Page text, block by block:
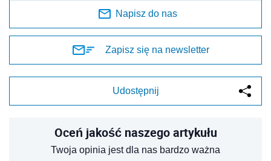
Napisz do nas
Zapisz się na newsletter
Udostępnij
Oceń jakość naszego artykułu
Twoja opinia jest dla nas bardzo ważna